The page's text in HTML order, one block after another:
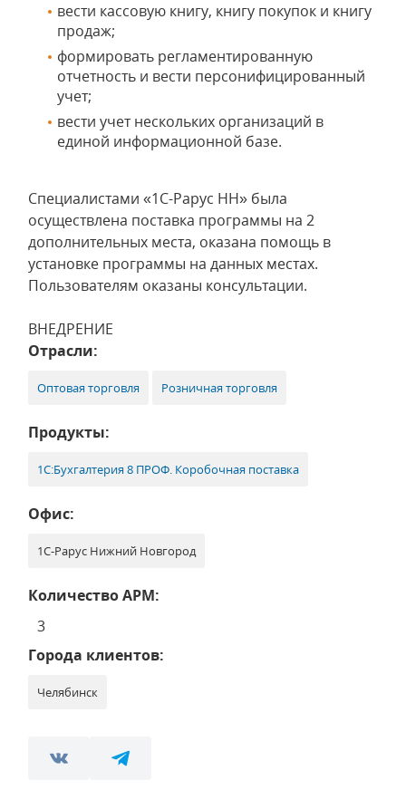
вести кассовую книгу, книгу покупок и книгу
продаж;
формировать регламентированную
отчетность и вести персонифицированный
учет;
вести учет нескольких организаций в
единой информационной базе.
Специалистами «1С-Рарус НН» была
осуществлена поставка программы на 2
дополнительных места, оказана помощь в
установке программы на данных местах.
Пользователям оказаны консультации.
ВНЕДРЕНИЕ
Отрасли:
Оптовая торговля Розничная торговля
Продукты:
1С:Бухгалтерия 8 ПРОФ. Коробочная поставка
Офис:
1С-Рарус Нижний Новгород
Количество АРМ:
3
Города клиентов:
Челябинск